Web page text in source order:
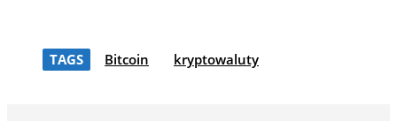
TAGS Bitcoin kryptowaluty